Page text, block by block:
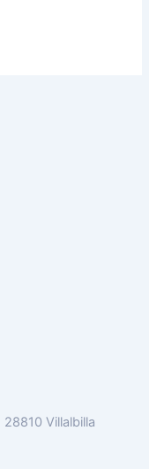
Villalbilla